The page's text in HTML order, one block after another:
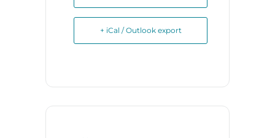
+ iCal / Outlook export